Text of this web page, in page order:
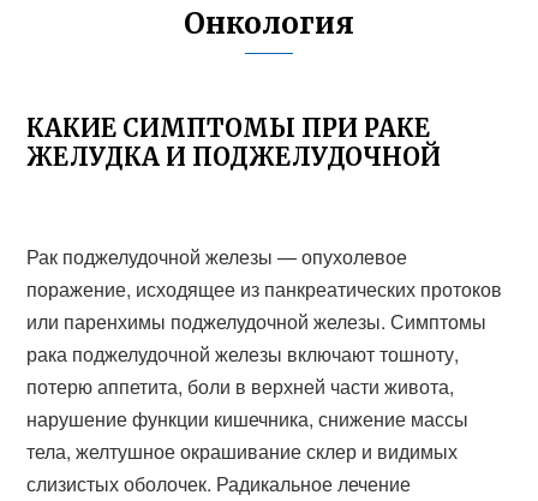
Онкология
КАКИЕ СИМПТОМЫ ПРИ РАКЕ
ЖЕЛУДКА И ПОДЖЕЛУДОЧНОЙ
Рак поджелудочной железы — опухолевое
поражение, исходящее из панкреатических протоков
или паренхимы поджелудочной железы. Симптомы
рака поджелудочной железы включают тошноту,
потерю аппетита, боли в верхней части живота,
нарушение функции кишечника, снижение массы
тела, желтушное окрашивание склер и видимых
слизистых оболочек. Радикальное лечение